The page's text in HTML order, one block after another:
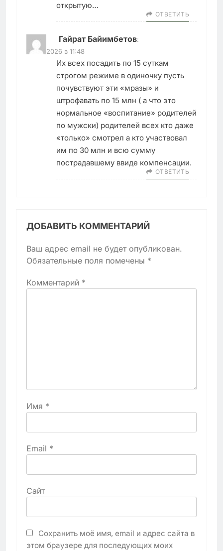
открытую…
ОТВЕТИТЬ
Гайрат Байимбетов:
30.04.2026 в 11:48
Их всех посадить по 15 суткам
строгом режиме в одиночку пусть
почувствуют эти «мразы» и
штрофавать по 15 млн ( а что это
нормальное «воспитание» родителей
по мужски) родителей всех кто даже
«только» смотрел а кто участвовал
им по 30 млн и всю сумму
пострадавшему ввиде компенсации.
ОТВЕТИТЬ
ДОБАВИТЬ КОММЕНТАРИЙ
Ваш адрес email не будет опубликован.
Обязательные поля помечены *
Комментарий *
Имя *
Email *
Сайт
Сохранить моё имя, email и адрес сайта в
этом браузере для последующих моих